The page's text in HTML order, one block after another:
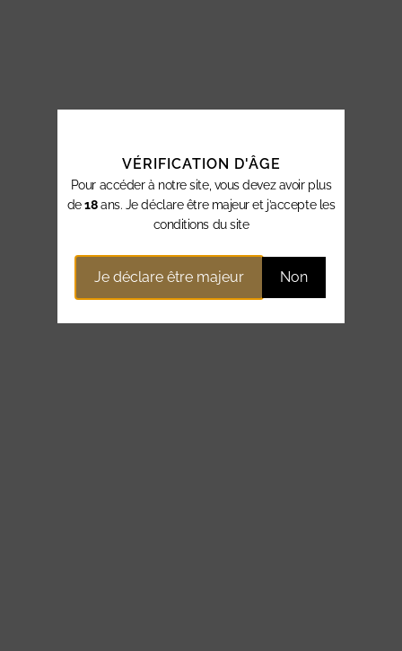
VÉRIFICATION D'ÂGE
Pour accéder à notre site, vous devez avoir plus
de18ans. Je déclare être majeur et j’accepte les
conditions du site
Je déclare être majeur Non